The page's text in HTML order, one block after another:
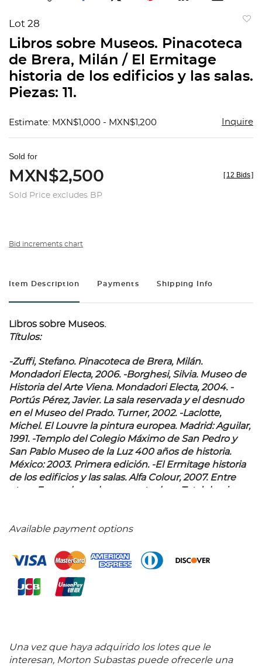
Lot 28
Libros sobre Museos. Pinacoteca
de Brera, Milán / El Ermitage
historia de los edificios y las salas.
Piezas: 11.
Estimate: MXN$1,000 - MXN$1,200 Inquire
Sold for
MXN$2,500
Sold Price excludes BP
[ 12 Bids]
Bid increments chart
Item Description Payments Shipping Info
Libros sobre Museos.
Títulos:
-Zuffi, Stefano. Pinacoteca de Brera, Milán.
Mondadori Electa, 2006. -Borghesi, Silvia. Museo de
Historia del Arte Viena. Mondadori Electa, 2004. -
Portús Pérez, Javier. La sala reservada y el desnudo
en el Museo del Prado. Turner, 2002. -Laclotte,
Michel. El Louvre la pintura europea. Madrid: Aguilar,
1991. -Templo del Colegio Máximo de San Pedro y
San Pablo Museo de la Luz 400 años de historia.
México: 2003. Primera edición. -El Ermitage historia
de los edificios y las salas. Alfa Colour, 2007. Entre
otros. Encuadernados en pasta dura. Total de piezas:
Available payment options
Una vez que haya adquirido los lotes que le
interesan, Morton Subastas puede ofrecerle una